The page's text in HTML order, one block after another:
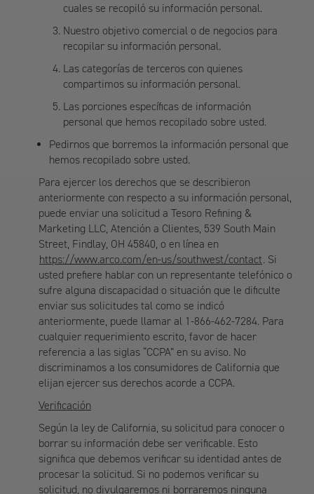
cuales se recopiló su información personal.
Nuestro objetivo comercial o de negocios para
recopilar su información personal.
Las categorías de terceros con quienes
compartimos su información personal.
Las porciones específicas de información
personal que hemos recopilado sobre usted.
Pedirnos que borremos la información personal que
hemos recopilado sobre usted.
Para ejercer los derechos que se describieron
anteriormente con respecto a su información personal,
puede enviar una solicitud a Tesoro Refining &
Marketing LLC, Atención a Clientes, 539 South Main
Street, Findlay, OH 45840, o en línea en
https://www.arco.com/en-us/southwest/contact. Si
usted prefiere hablar con un representante telefónico o
sufre alguna discapacidad o situación que le dificulte
enviar sus solicitudes tal como se indicó
anteriormente, puede llamar al 1-866-462-7284. Para
cualquier requerimiento escrito, favor de hacer
referencia a las siglas “CCPA” en su aviso. No
discriminamos a los consumidores de California que
elijan ejercer sus derechos acorde a CCPA.
Verificación
Según la ley de California, su solicitud para conocer o
borrar su información debe ser verificable. Esto
significa que debemos verificar su identidad antes de
procesar la solicitud. Si no podemos verificar su
solicitud, no divulgaremos ni borraremos ninguna